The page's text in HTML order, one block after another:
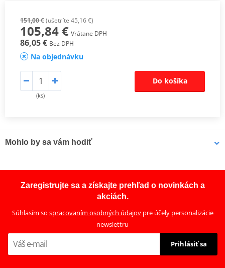
151,00 €(ušetríte 45,16 €)
105,84 € Vrátane DPH
86,05 € Bez DPH
Na objednávku
(ks)
Do košíka
Mohlo by sa vám hodiť
Zaregistrujte sa a získajte prehľad o novinkách a
akciách.
Súhlasím so spracovaním osobných údajovpre účely personalizácie
newslettru
Prihlásiť sa